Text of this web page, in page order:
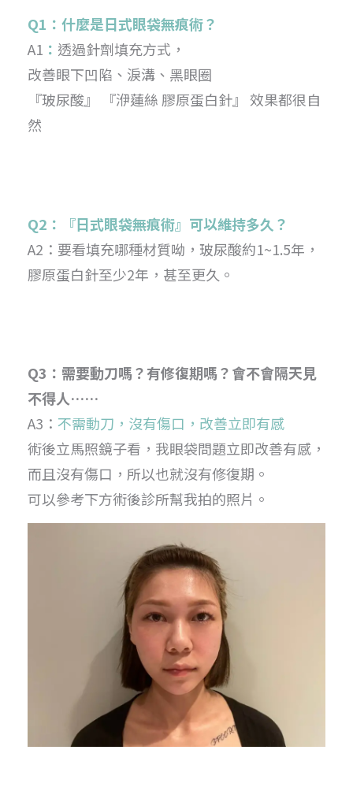
Q1：什麼是日式眼袋無痕術？
A1 ： 透過針劑填充方式，
改善眼下凹陷、淚溝、黑眼圈
『玻尿酸』 『洢蓮絲 膠原蛋白針』 效果都很自
然
Q2：『日式眼袋無痕術』可以維持多久？
A2：要看填充哪種材質呦，玻尿酸約1~1.5年，
膠原蛋白針至少2年，甚至更久。
Q3：需要動刀嗎？有修復期嗎？會不會隔天見
不得人……
A3： 不需動刀，沒有傷口，改善立即有感
術後立馬照鏡子看，我眼袋問題立即改善有感，
而且沒有傷口，所以也就沒有修復期。
可以參考下方術後診所幫我拍的照片。